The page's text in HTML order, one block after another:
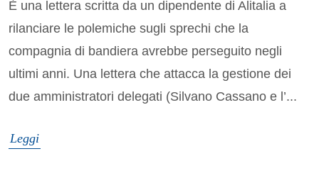
È una lettera scritta da un dipendente di Alitalia a
rilanciare le polemiche sugli sprechi che la
compagnia di bandiera avrebbe perseguito negli
ultimi anni. Una lettera che attacca la gestione dei
due amministratori delegati (Silvano Cassano e l’...
Leggi